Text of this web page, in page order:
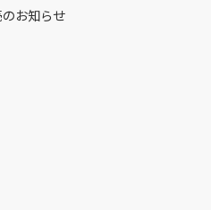
お知らせ